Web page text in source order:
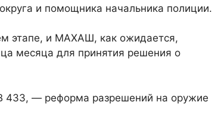
и помощника начальника полиции.
этапе, и МАХАШ, как ожидается,
месяца для принятия решения о
433, — реформа разрешений на оружие